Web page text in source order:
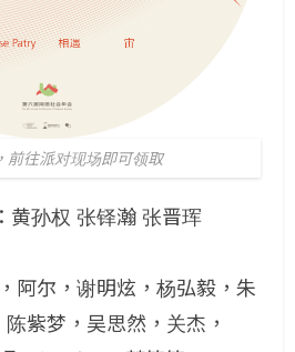
前往派对现场即可领取
黄孙权 张铎瀚 张晋珲
阿尔，谢明炫，杨弘毅，朱
紫梦，吴思然，关杰，